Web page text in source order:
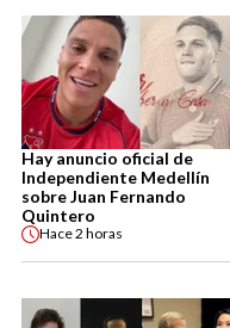
Hay anuncio oficial de
Independiente Medellín
sobre Juan Fernando
Quintero
Hace2 horas